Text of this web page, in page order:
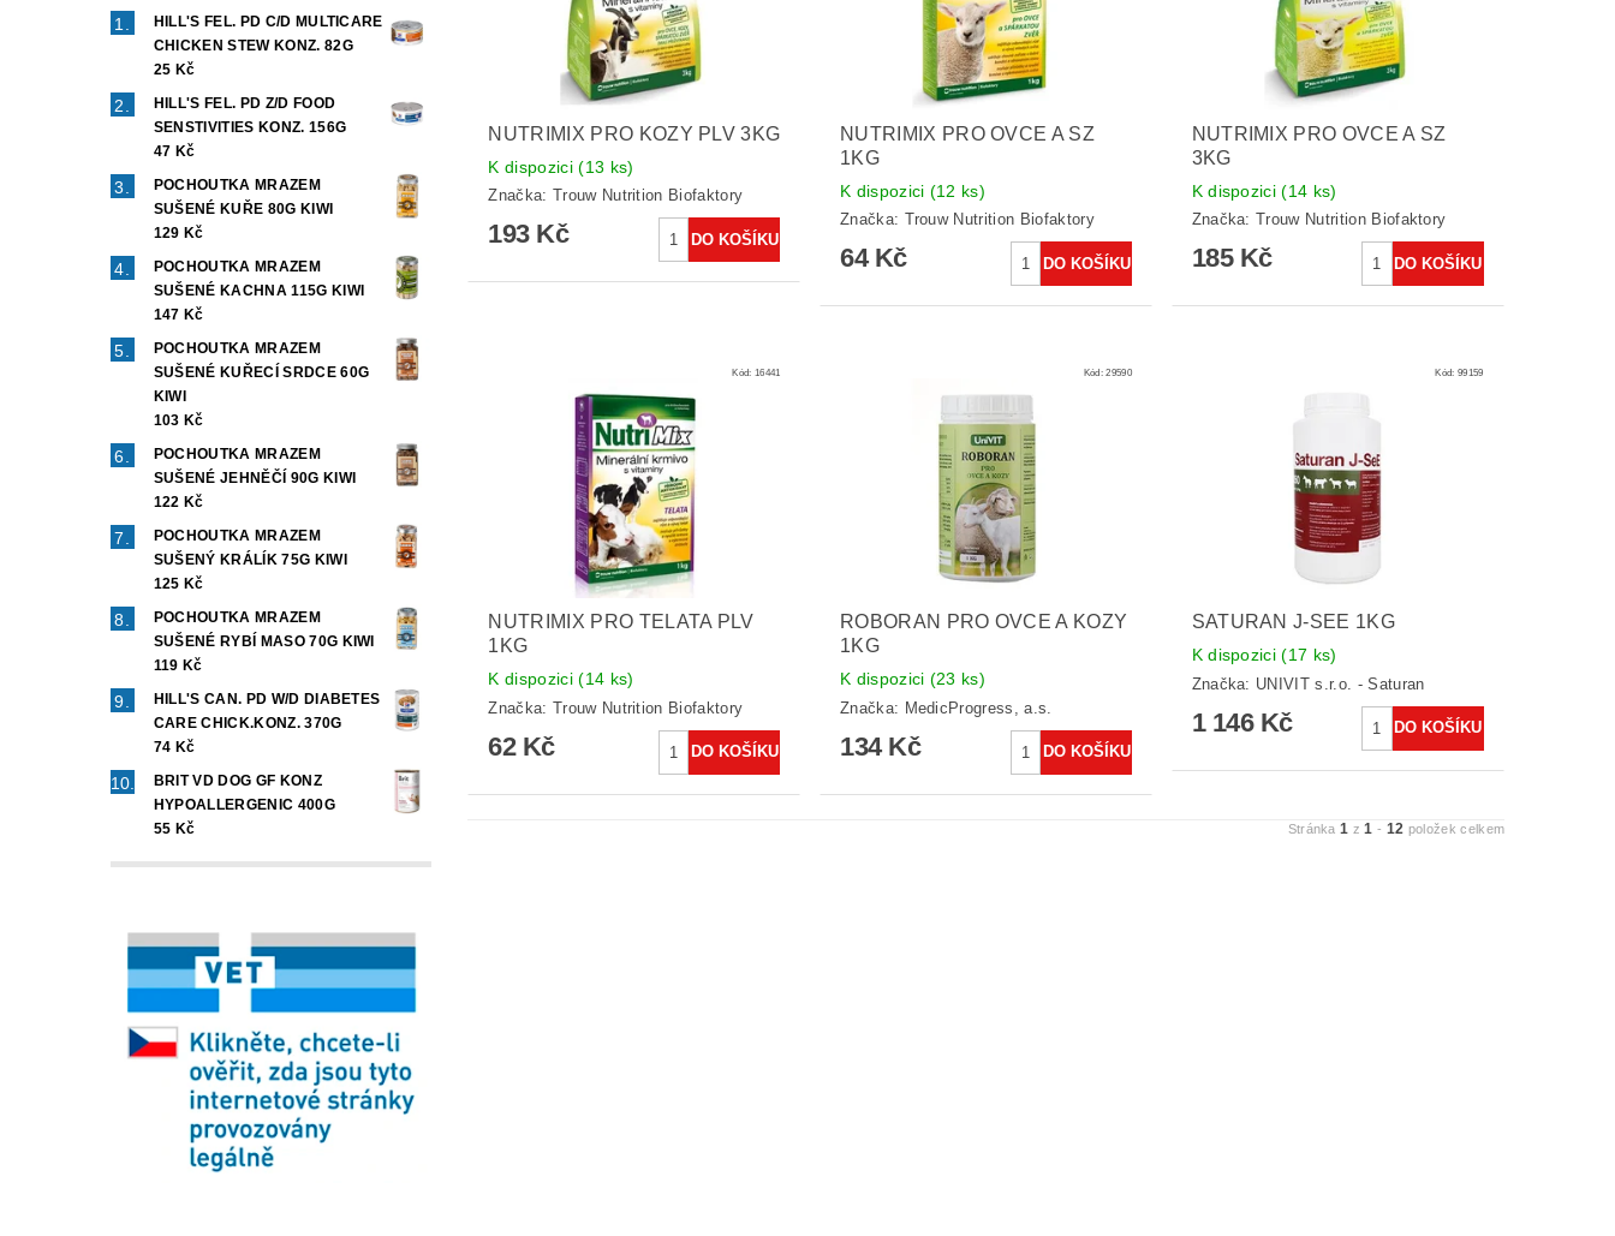
HILL'S FEL. PD C/D MULTICARE
CHICKEN STEW KONZ. 82G
25 Kč
HILL'S FEL. PD Z/D FOOD
SENSTIVITIES KONZ. 156G
47 Kč
POCHOUTKA MRAZEM
SUŠENÉ KUŘE 80G KIWI
129 Kč
POCHOUTKA MRAZEM
SUŠENÉ KACHNA 115G KIWI
147 Kč
POCHOUTKA MRAZEM
SUŠENÉ KUŘECÍ SRDCE 60G
KIWI
103 Kč
POCHOUTKA MRAZEM
SUŠENÉ JEHNĚČÍ 90G KIWI
122 Kč
POCHOUTKA MRAZEM
SUŠENÝ KRÁLÍK 75G KIWI
125 Kč
POCHOUTKA MRAZEM
SUŠENÉ RYBÍ MASO 70G KIWI
119 Kč
HILL'S CAN. PD W/D DIABETES
CARE CHICK.KONZ. 370G
74 Kč
BRIT VD DOG GF KONZ
HYPOALLERGENIC 400G
55 Kč
NUTRIMIX PRO KOZY PLV 3KG
K dispozici(13 ks)
Značka: Trouw Nutrition Biofaktory
193 Kč
NUTRIMIX PRO OVCE A SZ
1KG
K dispozici (12 ks)
Značka: Trouw Nutrition Biofaktory
64 Kč
NUTRIMIX PRO OVCE A SZ
3KG
K dispozici(14 ks)
Značka:Trouw Nutrition Biofaktory
185 Kč
Kód: 16441
NUTRIMIX PRO TELATA PLV
1KG
K dispozici(14 ks)
Značka: Trouw Nutrition Biofaktory
62 Kč
Kód:29590
ROBORAN PRO OVCE A KOZY
1KG
K dispozici (23 ks)
Značka: MedicProgress, a.s.
134 Kč
Kód:99159
SATURAN J-SEE 1KG
K dispozici(17 ks)
Značka: UNIVIT s.r.o. - Saturan
1 146 Kč
Stránka1 z1 - 12 položek celkem